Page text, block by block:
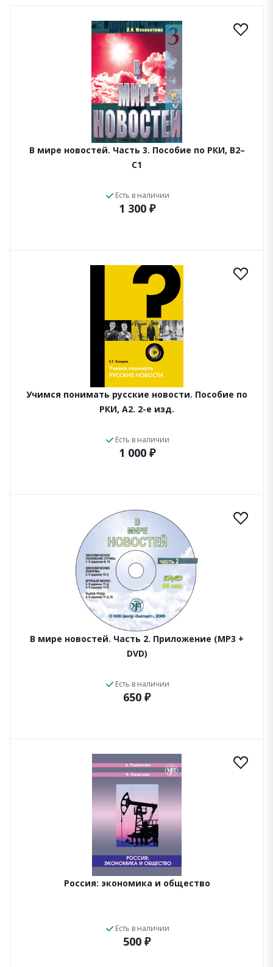
В мире новостей. Часть 3. Пособие по РКИ, B2–
C1
Есть в наличии
1 300 ₽
Учимся понимать русские новости. Пособие по
РКИ, A2. 2-е изд.
Есть в наличии
1 000 ₽
В мире новостей. Часть 2. Приложение (МР3 +
DVD)
Есть в наличии
650 ₽
Россия: экономика и общество
Есть в наличии
500 ₽